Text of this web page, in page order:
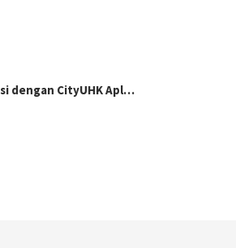
dengan CityUHK Apl…